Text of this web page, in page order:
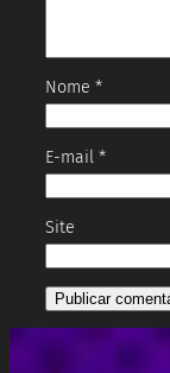
Nome *
E-mail *
Site